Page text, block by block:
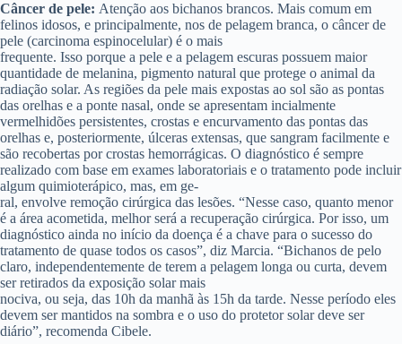
Câncer de pele: Atenção aos bichanos brancos. Mais comum em
felinos idosos, e principalmente, nos de pelagem branca, o câncer de
pele (carcinoma espinocelular) é o mais
frequente. Isso porque a pele e a pelagem escuras possuem maior
quantidade de melanina, pigmento natural que protege o animal da
radiação solar. As regiões da pele mais expostas ao sol são as pontas
das orelhas e a ponte nasal, onde se apresentam incialmente
vermelhidões persistentes, crostas e encurvamento das pontas das
orelhas e, posteriormente, úlceras extensas, que sangram facilmente e
são recobertas por crostas hemorrágicas. O diagnóstico é sempre
realizado com base em exames laboratoriais e o tratamento pode incluir
algum quimioterápico, mas, em ge-
ral, envolve remoção cirúrgica das lesões. “Nesse caso, quanto menor
é a área acometida, melhor será a recuperação cirúrgica. Por isso, um
diagnóstico ainda no início da doença é a chave para o sucesso do
tratamento de quase todos os casos”, diz Marcia. “Bichanos de pelo
claro, independentemente de terem a pelagem longa ou curta, devem
ser retirados da exposição solar mais
nociva, ou seja, das 10h da manhã às 15h da tarde. Nesse período eles
devem ser mantidos na sombra e o uso do protetor solar deve ser
diário”, recomenda Cibele.